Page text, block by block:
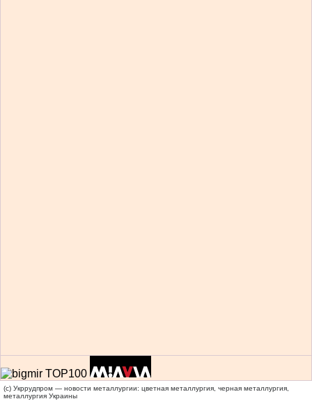
(c) Укррудпром — новости металлургии: цветная металлургия, черная металлургия,
металлургия Украины